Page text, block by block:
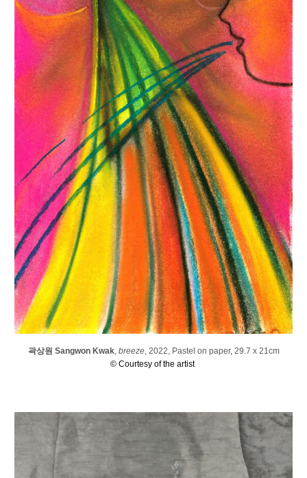
곽상원 Sangwon Kwak, breeze, 2022, Pastel on paper,29.7 x 21cm
© Courtesy of the artist